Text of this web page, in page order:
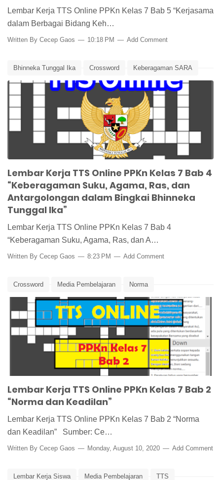
Lembar Kerja TTS Online PPKn Kelas 7 Bab 5 “Kerjasama
dalam Berbagai Bidang Keh…
Written By Cecep Gaos 10:18 PM Add Comment
Bhinneka Tunggal Ika Crossword Keberagaman SARA
Lembar Kerja Lembar Kerja PPKn Lembar Kerja Siswa
PPKn PPKn Kelas 7
TTS TTS Online
Lembar Kerja TTS Online PPKn Kelas 7 Bab 4
“Keberagaman Suku, Agama, Ras, dan
Antargolongan dalam Bingkai Bhinneka
Tunggal Ika”
Lembar Kerja TTS Online PPKn Kelas 7 Bab 4
“Keberagaman Suku, Agama, Ras, dan A…
Written By Cecep Gaos 8:23 PM Add Comment
Crossword Media Pembelajaran Norma
Norma dan Keadilan PPKn PPKn Kelas 7 TTS
TTS Online
Lembar Kerja TTS Online PPKn Kelas 7 Bab 2
“Norma dan Keadilan”
Lembar Kerja TTS Online PPKn Kelas 7 Bab 2 “Norma
dan Keadilan” Sumber: Ce…
Written By Cecep Gaos Monday, August 10, 2020 Add Comment
Lembar Kerja Siswa Media Pembelajaran TTS